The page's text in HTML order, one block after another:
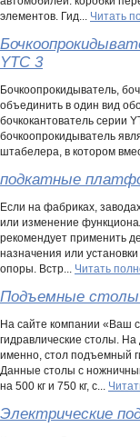
элементов. Гид... Читать
YTC 3
Бочкоопрокидыватель,
объединить в один вид
бочкокантователь серии
бочкоопрокидыватель
штабелера, в котором
подкатные
Если на фабриках,
или изменение
рекомендует применить
назначения или
опоры. Встр... Читать
Подъемные
На сайте компании «Ваш
гидравлические столы.
именно, стол подъемный
Данные столы с
на 500 кг и 750 кг, с...
Электрические